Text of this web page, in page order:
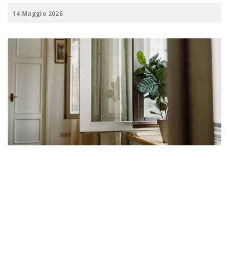
n
v
14 Maggio 2026